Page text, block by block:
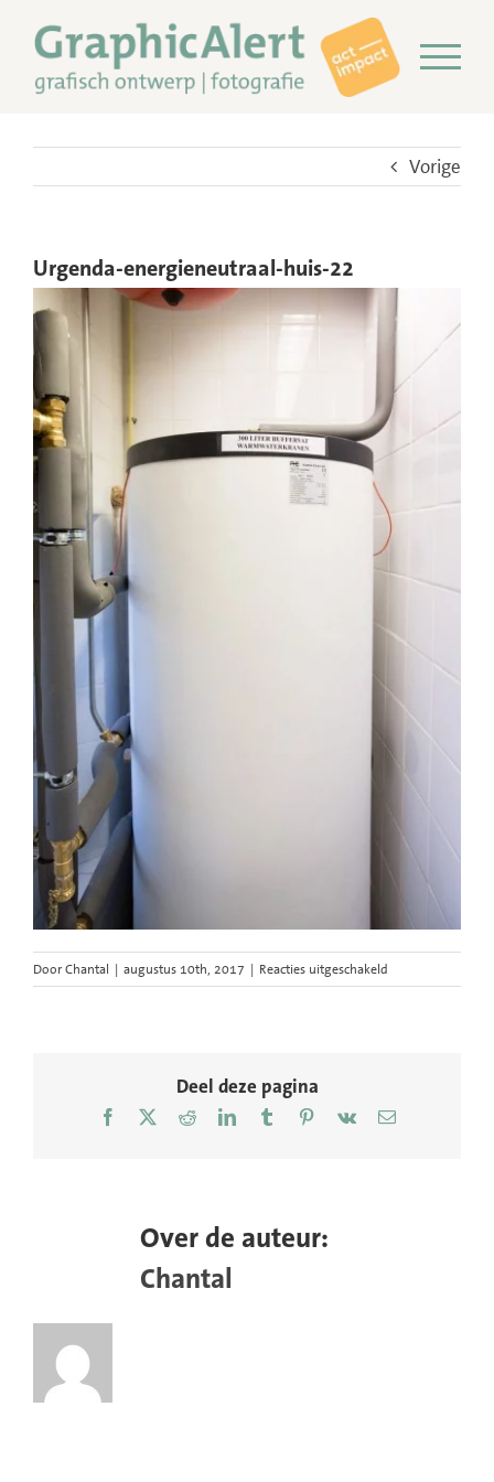
naar
inhoud
Vorige
Urgenda-energieneutraal-huis-22
DoorChantal | augustus 10th, 2017 | Reacties uitgeschakeld
Urgenda-
Deel deze pagina
Facebook
X RedditLinkedInTumblrPinterest
Vk
E-
Over de auteur:
Chantal